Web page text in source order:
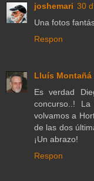
joshemari 30
Una fotos
Respon
Lluís Montañá
Es verdad
concurso..!
volvamos a
de las dos
¡Un abrazo!
Respon